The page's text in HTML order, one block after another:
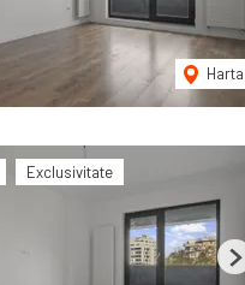
Harta
Exclusivitate